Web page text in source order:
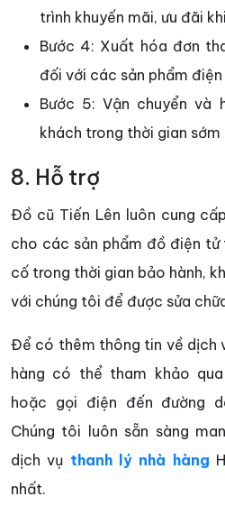
trình khuyến mãi, ưu đãi
Bước 4: Xuất hóa đơn
đối với các sản phẩm điện
Bước 5: Vận chuyển
khách trong thời gian sớm
8. Hỗ trợ
Đồ cũ Tiến Lên luôn cung
cho các sản phẩm đồ điện tử
cố trong thời gian bảo hành,
với chúng tôi để được sửa
Để có thêm thông tin về dịch
hàng có thể tham khảo
hoặc gọi điện đến đường
Chúng tôi luôn sẵn sàng
dịch vụ thanh lý nhà hàng
nhất.